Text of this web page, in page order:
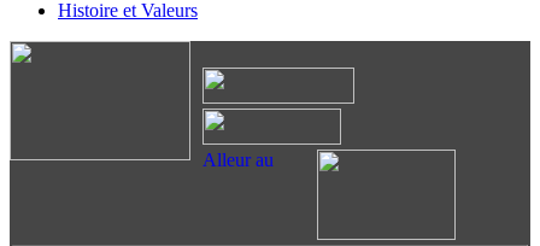
Histoire et Valeurs
Alleur au